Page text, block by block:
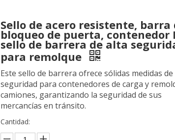
Sello de acero resistente, barra
bloqueo de puerta, contenedor
sello de barrera de alta
para remolque
Este sello de barrera ofrece sólidas medidas de
seguridad para contenedores de carga y
camiones, garantizando la seguridad de sus
mercancías en tránsito.
Cantidad: